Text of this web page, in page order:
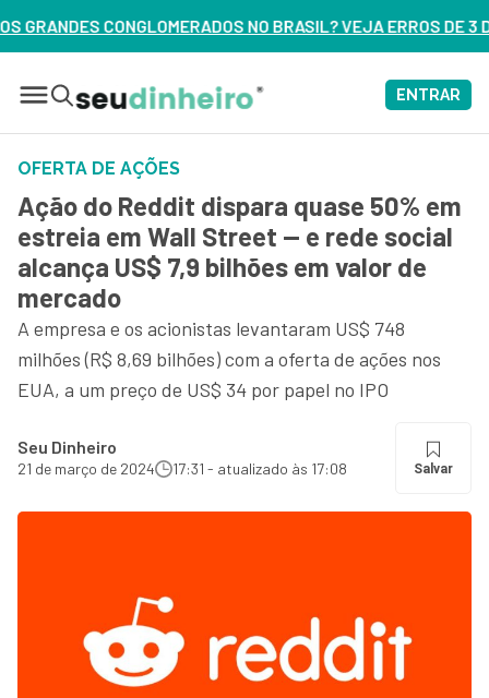
NO BRASIL? VEJA ERROS DE 3 DELES – ASSISTA AGORA
ENTRAR
OFERTA DE AÇÕES
Ação do Reddit dispara quase 50% em
estreia em Wall Street — e rede social
alcança US$ 7,9 bilhões em valor de
mercado
A empresa e os acionistas levantaram US$ 748
milhões (R$ 8,69 bilhões) com a oferta de ações nos
EUA, a um preço de US$ 34 por papel no IPO
Seu Dinheiro
21 de março de 2024 17:31 - atualizado às 17:08 Salvar